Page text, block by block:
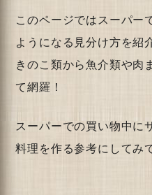
このページではスーパー
ようになる見分け方を紹
きのこ類から魚介類や肉
て網羅！
スーパーでの買い物中に
料理を作る参考にしてみ